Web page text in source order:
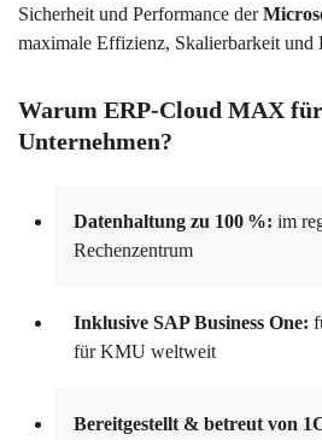
Sicherheit und Performance der
maximale Effizienz, Skalierbarkeit und
Warum ERP-Cloud MAX
Unternehmen?
Datenhaltung zu 100 %: im
Rechenzentrum
Inklusive SAP Business One:
für KMU weltweit
Bereitgestellt & betreut von